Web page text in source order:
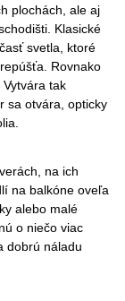
plochách, ale aj
Klasické
svetla, ktoré
Rovnako
tak
sa otvára, opticky
na ich
na balkóne oveľa
alebo malé
o niečo viac
dobrú náladu